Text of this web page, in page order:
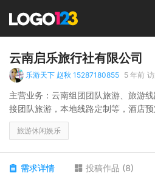
首页
选择套
商标版权
云南启乐旅行社有限公司
乐游天下 赵秋 15287180855 5 年前
主营业务：云南组团团队旅游、旅游
接团队旅游，本地线路定制等，酒店
售等业务
旅游休闲娱乐
需求详情 投稿作品 (8)